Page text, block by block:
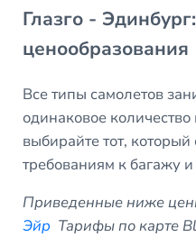
Глазго -
ценообразования
Все типы самолетов
одинаковое
выбирайте тот, который
требованиям к багажу
Приведенные ниже
Эйр Тарифы по карте